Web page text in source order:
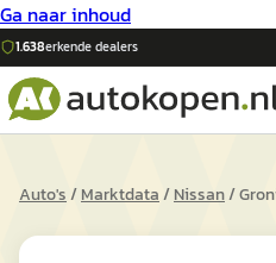
Ga naar inhoud
1.638erkende dealers
Auto's/Marktdata/Nissan/